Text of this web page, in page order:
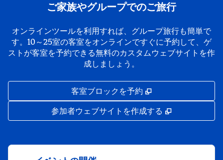
ご家族やグループでのご旅行
オンラインツールを利用すれば、グループ旅行も簡単で
す。10～25室の客室をオンラインですぐに予約して、ゲ
ストが客室を予約できる無料のカスタムウェブサイトを作
成しましょう。
客室ブロックを予約 ,
参加者ウェブサイトを作成する ,